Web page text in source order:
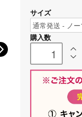
サイズ
購入数